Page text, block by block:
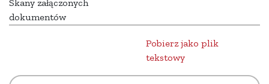
Skany załączonych
dokumentów
Pobierz jako plik
tekstowy